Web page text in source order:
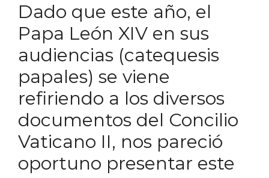
Dado que este año, el
Papa León XIV en sus
audiencias (catequesis
papales) se viene
refiriendo a los diversos
documentos del Concilio
Vaticano II, nos pareció
oportuno presentar este